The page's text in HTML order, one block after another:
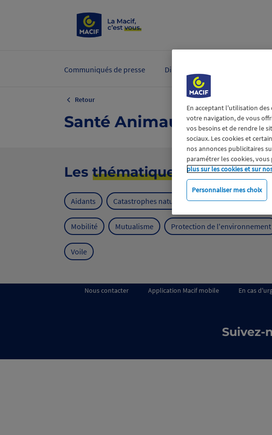
Communiqués de presse Dirigeants et experts
Retour
Santé Animaux
Les thématiques
Aidants Catastrophes naturelles Climat
Mobilité Mutualisme Protection de l'environnement
Voile
Nous contacter Application Macif mobile En cas
Suivez-
En acceptant l'utilisation des
votre navigation, de vous
vos besoins et de rendre le
sociaux. Les cookies et
nos annonces publicitaires
paramétrer les cookies,
plus sur les cookies et sur
Personnaliser mes choix